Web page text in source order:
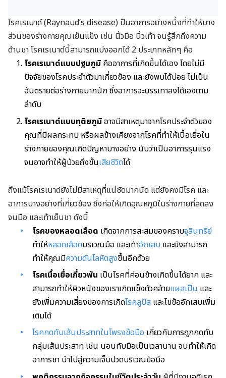
โรคเรเนาด์ (Raynaud’s disease) ป็นอาการอย่างหนึ่งที่ทำให้บาง
ส่วนของร่างกายคุณเย็นแข็ง เช่น นิ้วมือ นิ้วเท้า จนรู้สึกถึงความ
ด้านชา โรคเรเนาด์นี้สามารถแบ่งออกได้ 2 ประเภทหลักๆ คือ
โรคเรเนาด์แบบปฐมภูมิ คืออาการที่เกิดขึ้นได้เอง โดยไม่มี
ปัจจัยของโรคประจำตัวมาเกี่ยวข้อง และยังพบได้บ่อย ไม่เป็น
อันตรายต่อร่างกายมากนัก ซึ่งอาการจะบรรเทาลงได้เองตาม
ลำดับ
โรคเรเนาด์แบบทุติยภูมิอาจมีสาเหตุมาจากโรคประจำตัวของ
คุณที่มีผลกระทบ หรือผลข้างเคียงจากโรคที่ทำให้เนื้อเยื่อใน
ร่างกายของคุณเกิดปัญหาบางอย่าง นับว่าเป็นอาการรุนแรง
จนอาจทำให้ผู้ป่วยถึงขั้นเสียชีวิตได้
ถึงแม้โรคเรเนาด์ยังไม่มีสาเหตุที่แน่ชัดมากนัด แต่ยังคงมีโรค และ
อาการบางอย่างที่เกี่ยวข้อง ซึ่งก่อให้เกิดอุณหภูมิในร่างกายที่ลดลง
จนมือ และเท้าเย็นชา ดังนี้
โรคของหลอดเลือด เกิดจากการสะสมของคราบจุลินทรีย์
ทำให้หลอดเลือดบริเวณมือ และเท้าอักเสบ และยังสามารถ
ทำให้คุณมีความดันโลหิตสูงขึ้นอีกด้วย
โรคเนื้อเยื่อเกี่ยวพัน เป็นโรคที่ค่อนข้างเกิดขึ้นได้ยาก และ
สามารถทำให้ผิวหนังของเราเกิดแข็งตัวคล้ายแผลเป็น และ
ยังเพิ่มความเสี่ยงของการเกิดโรคลูปัส และไขข้ออักเสบเพิ่ม
เติมได้
โรคกดทับเส้นประสาทในโพรงข้อมือ เกี่ยวกับการถูกกดทับ
กลุ่มเส้นประสาท เช่น นอนทับมือเป็นเวลานาน จนทำให้เกิด
อาการชา นำไปสู่ความเจ็บปวดบริเวณข้อมือ